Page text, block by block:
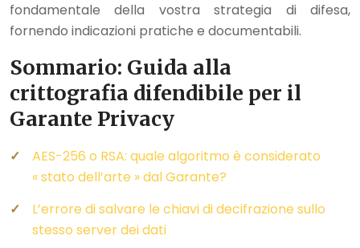
fondamentale della vostra strategia di difesa,
fornendo indicazioni pratiche e documentabili.
Sommario: Guida alla
crittografia difendibile per il
Garante Privacy
AES-256 o RSA: quale algoritmo è considerato
« stato dell’arte » dal Garante?
L’errore di salvare le chiavi di decifrazione sullo
stesso server dei dati